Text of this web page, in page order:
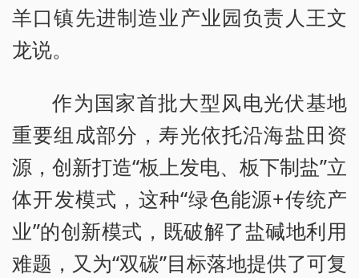
羊口镇先进制造业产业园负责人王文
龙说。
作为国家首批大型风电光伏基地
重要组成部分，寿光依托沿海盐田资
源，创新打造“板上发电、板下制盐”立
体开发模式，这种“绿色能源+传统产
业”的创新模式，既破解了盐碱地利用
难题，又为“双碳”目标落地提供了可复